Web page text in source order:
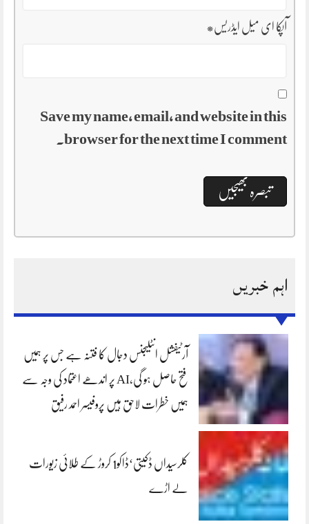
آپکا ای میل ایڈریس*
Save my name, email, and website in this
browser for the next time I comment.
اہم خبریں
آرٹیفشل انٹلیجنس دجال کا فتنہ ہے جس پر ہمیں
فتح حاصل ہو گی،AI پر اندھے اعتماد کی وجہ سے
ہمیں خطرات لاحق ہیں پروفیسر احمد رفیق
کلرسیداں ڈکیتی‘ڈاکو1 کروڑ کے طلائی زیورات
لے اڑے